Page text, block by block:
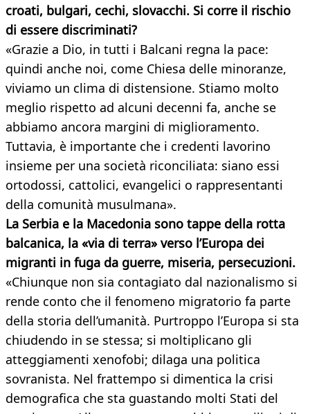
croati, bulgari, cechi, slovacchi. Si corre il rischio
di essere discriminati?
«Grazie a Dio, in tutti i Balcani regna la pace:
quindi anche noi, come Chiesa delle minoranze,
viviamo un clima di distensione. Stiamo molto
meglio rispetto ad alcuni decenni fa, anche se
abbiamo ancora margini di miglioramento.
Tuttavia, è importante che i credenti lavorino
insieme per una società riconciliata: siano essi
ortodossi, cattolici, evangelici o rappresentanti
della comunità musulmana».
La Serbia e la Macedonia sono tappe della rotta
balcanica, la «via di terra» verso l’Europa dei
migranti in fuga da guerre, miseria, persecuzioni.
«Chiunque non sia contagiato dal nazionalismo si
rende conto che il fenomeno migratorio fa parte
della storia dell’umanità. Purtroppo l’Europa si sta
chiudendo in se stessa; si moltiplicano gli
atteggiamenti xenofobi; dilaga una politica
sovranista. Nel frattempo si dimentica la crisi
demografica che sta guastando molti Stati del